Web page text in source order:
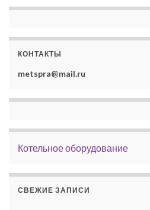
КОНТАКТЫ
metspra@mail.ru
Котельное оборудование
СВЕЖИЕ ЗАПИСИ